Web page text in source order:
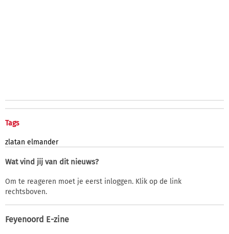
Tags
zlatan elmander
Wat vind jij van dit nieuws?
Om te reageren moet je eerst inloggen. Klik op de link
rechtsboven.
Feyenoord E-zine